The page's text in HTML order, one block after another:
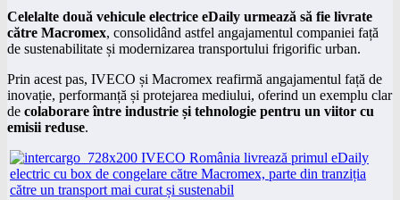
Celelalte două vehicule electrice eDaily urmează să fie livrate
către Macromex, consolidând astfel angajamentul companiei față
de sustenabilitate și modernizarea transportului frigorific urban.
Prin acest pas, IVECO și Macromex reafirmă angajamentul față de
inovație, performanță și protejarea mediului, oferind un exemplu clar
de colaborare între industrie și tehnologie pentru un viitor cu
emisii reduse.